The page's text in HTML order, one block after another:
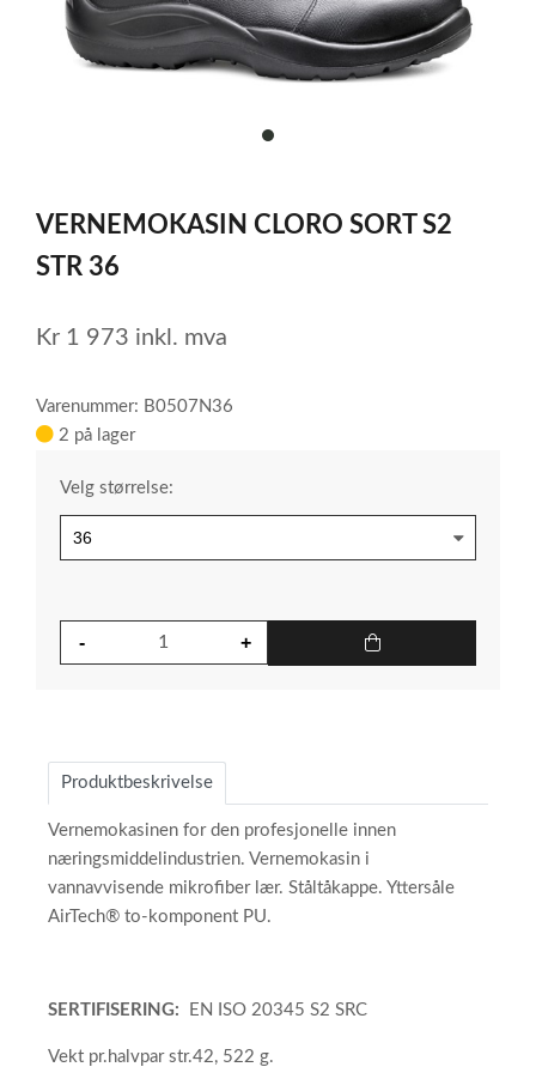
item
of
1
VERNEMOKASIN CLORO SORT S2
STR 36
Kr 1 973 inkl. mva
Varenummer: B0507N36
2 på lager
Velg størrelse:
Produktbeskrivelse
Vernemokasinen for den profesjonelle innen
næringsmiddelindustrien. Vernemokasin i
vannavvisende mikrofiber lær. Ståltåkappe. Yttersåle
AirTech® to-komponent PU.
SERTIFISERING: EN ISO 20345 S2 SRC
Vekt pr.halvpar str.42, 522 g.